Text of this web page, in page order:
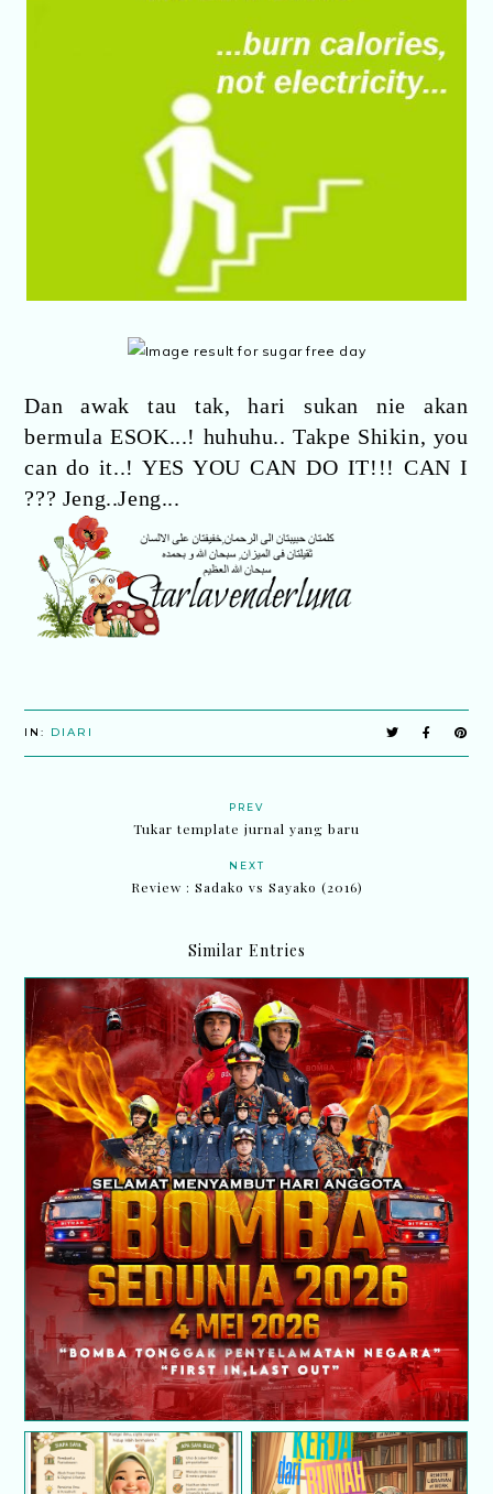
Dan awak tau tak, hari sukan nie akan
bermula ESOK...! huhuhu.. Takpe Shikin, you
can do it..! YES YOU CAN DO IT!!! CAN I
??? Jeng..Jeng...
IN: DIARI
PREV
Tukar template jurnal yang baru
NEXT
Review : Sadako vs Sayako (2016)
Similar Entries
Selamat Hari Anggota Bomba Sedunia 2026